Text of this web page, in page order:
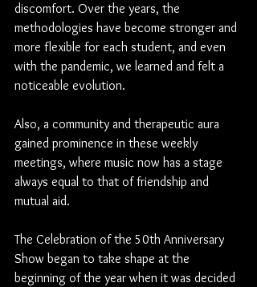
discomfort. Over the years, the
methodologies have become stronger and
more flexible for each student, and even
with the pandemic, we learned and felt a
noticeable evolution.
Also, a community and therapeutic aura
gained prominence in these weekly
meetings, where music now has a stage
always equal to that of friendship and
mutual aid.
The Celebration of the 50th Anniversary
Show began to take shape at the
beginning of the year when it was decided